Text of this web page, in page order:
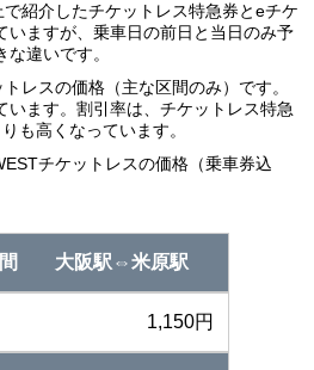
紹介したチケットレス特急券とeチケ
いますが、乗車日の前日と当日のみ予
違いです。
レスの価格（主な区間のみ）です。
います。割引率は、チケットレス特急
も高くなっています。
チケットレスの価格（乗車券込
大阪駅⇔米原駅
1,150円